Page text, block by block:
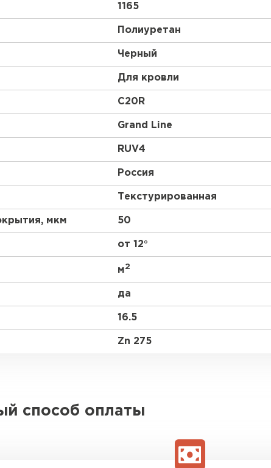
1165
Полиуретан
Черный
Для кровли
C20R
Grand Line
RUV4
Россия
Текстурированная
мкм 50
от 12°
м2
да
16.5
Zn 275
способ оплаты